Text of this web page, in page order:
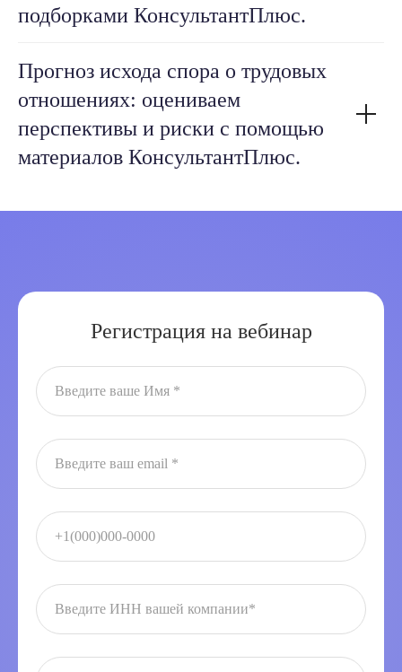
подборками КонсультантПлюс.
Прогноз исхода спора о трудовых
отношениях: оцениваем
перспективы и риски с помощью
материалов КонсультантПлюс.
Регистрация на вебинар